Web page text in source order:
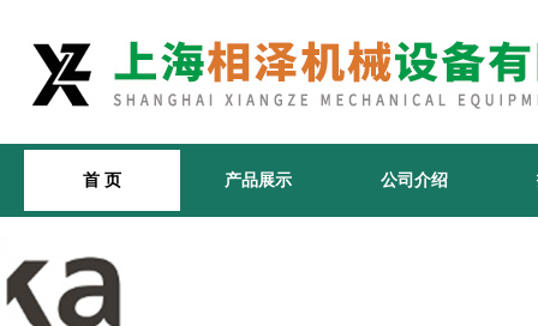
首 页 产品展示 公司介绍